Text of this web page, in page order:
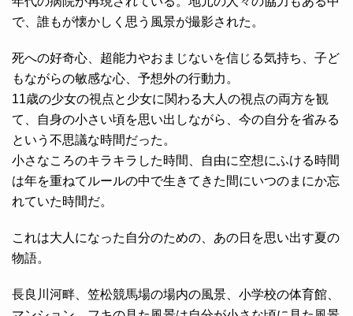
で、誰もが懐かしく思う風景が撮影された。
死への好奇心、超能力やおまじないを信じる気持ち、子ど
もながらの敏感な心、予想外の行動力。
11歳の少女の視点と少女に関わる大人の視点の両方を観
て、自身の小さい頃を思い出しながら、今の自分を省みる
という不思議な時間だった。
小さなころのキラキラした時間、自由に空想にふける時間
は年を重ねてルールの中で生きてきた間にいつのまにか忘
れていた時間だ。
これは大人になった自分のための、あの日を思い出す夏の
物語。
長良川河畔、笠松競馬場の場内の風景、小学校の体育館、